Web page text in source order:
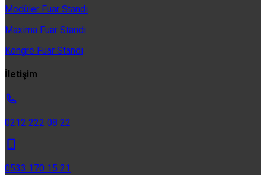
Modüler Fuar Standı
Maxima Fuar Standı
Kongre Fuar Standı
İletişim
0212 222 08 22
0533 170 15 21